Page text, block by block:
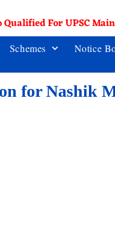
For UPSC
Schemes Notice
for Nashik